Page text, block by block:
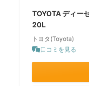
TOYOTA ディー
20L
トヨタ(Toyota)
口コミを見る